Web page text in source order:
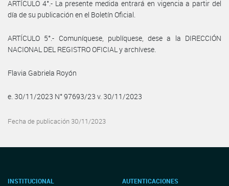
ARTÍCULO 4°.- La presente medida entrará en vigencia a partir del
día de su publicación en el Boletín Oficial.
ARTÍCULO 5°.- Comuníquese, publíquese, dese a la DIRECCIÓN
NACIONAL DEL REGISTRO OFICIAL y archívese.
Flavia Gabriela Royón
e. 30/11/2023 N° 97693/23 v. 30/11/2023
Fecha de publicación 30/11/2023
INSTITUCIONAL AUTENTICACIONES